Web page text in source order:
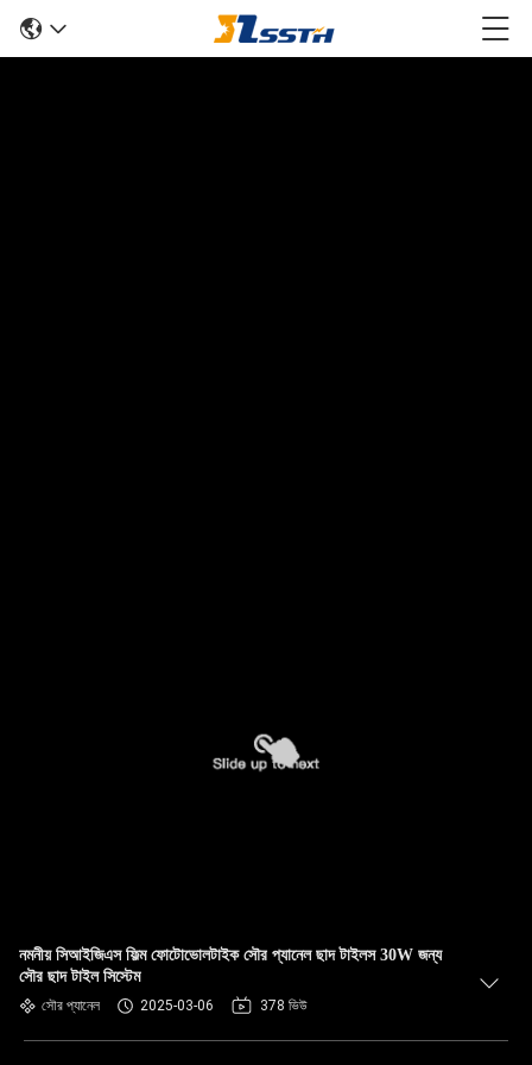
নমনীয় সিআইজিএস ফিল্ম ফোটোভোলটাইক সৌর প্যানেল ছাদ টাইলস 30W জন্য
সৌর ছাদ টাইল সিস্টেম
সৌর প্যানেল 2025-03-06 378 ভিউ